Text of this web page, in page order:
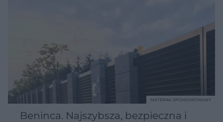
Beninca. Najszybsza, bezpieczna i
MATERIAŁ SPONSOROWANY